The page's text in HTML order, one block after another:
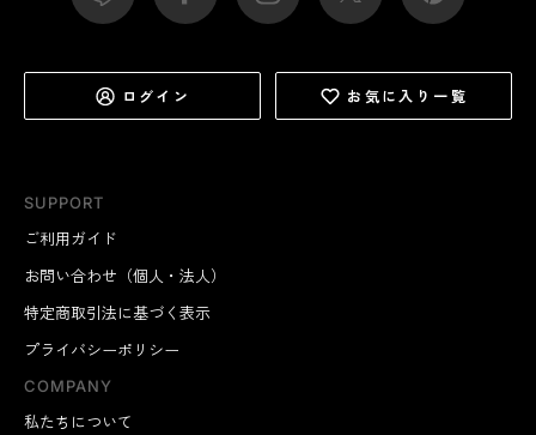
SUPPORT
ご利用ガイド
お問い合わせ（個人・法人）
特定商取引法に基づく表示
プライバシーポリシー
COMPANY
私たちについて
ログイン お気に入り一覧